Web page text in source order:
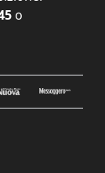
o